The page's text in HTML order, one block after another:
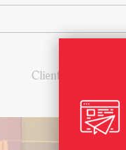
Client : ADIM